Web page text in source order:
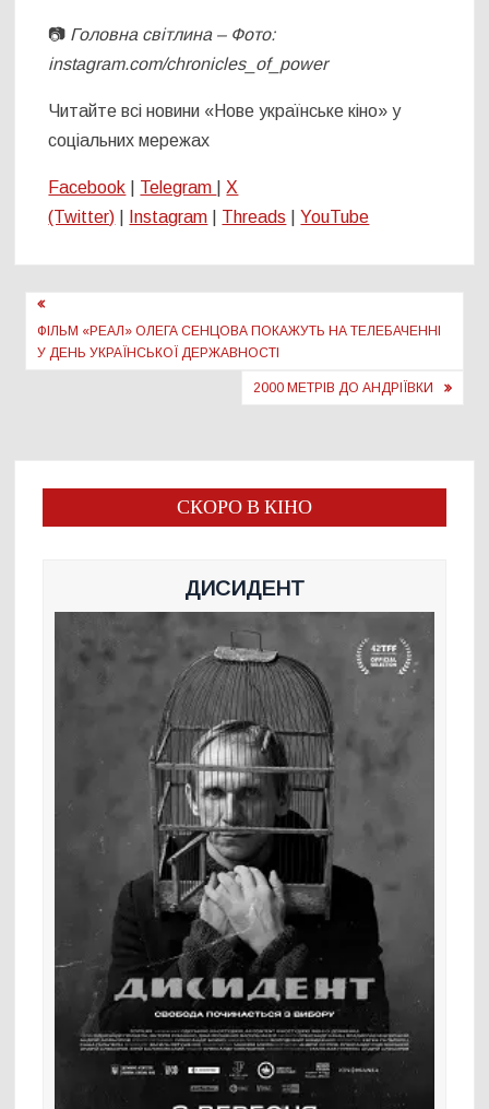
📷 Головна світлина – Фото:
instagram.com/chronicles_of_power
Читайте всі новини «Нове українське кіно» у
соціальних мережах
Facebook Telegram |X
(Twitter)
Instagram Threads YouTube
Навігація
записів
ФІЛЬМ «РЕАЛ» ОЛЕГА СЕНЦОВА ПОКАЖУТЬ НА ТЕЛЕБАЧЕННІ
У ДЕНЬ УКРАЇНСЬКОЇ ДЕРЖАВНОСТІ
2000 МЕТРІВ ДО АНДРІЇВКИ
СКОРО В КІНО
ДИСИДЕНТ